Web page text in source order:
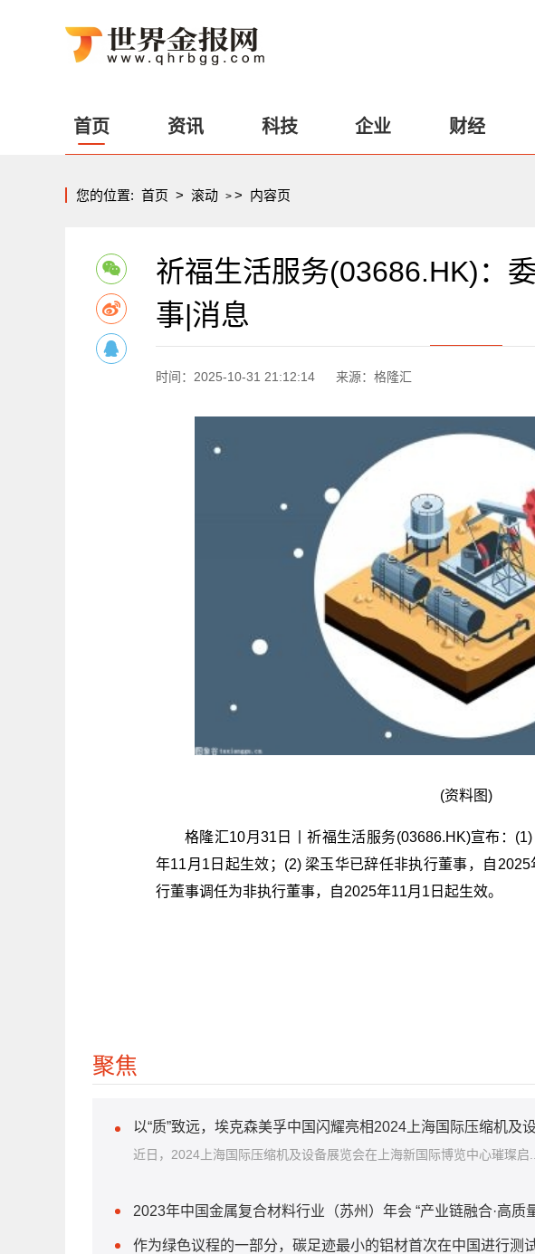
首页 资讯 科技 企业 财经
您的位置: 首页 > 滚动 > > 内容页
祈福生活服务(03686.HK)：
事|消息
时间：2025-10-31 21:12:14 来源：格隆汇
(资料图)
格隆汇10月31日丨祈福生活服务(03686.HK)宣布：
年11月1日起生效；(2) 梁玉华已辞任非执行董事，自
行董事调任为非执行董事，自2025年11月1日起生效。
聚焦
以“质”致远，埃克森美孚中国闪耀亮相2024上海国际压缩机及
近日，2024上海国际压缩机及设备展览会在上海新国际博览中心璀璨启...
2023年中国金属复合材料行业（苏州）年会 “产业链融合·高质
作为绿色议程的一部分，碳足迹最小的铝材首次在中国进行测